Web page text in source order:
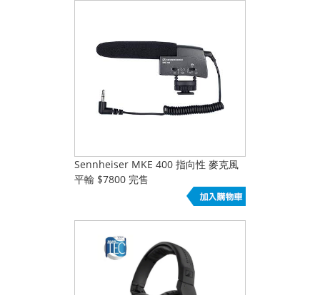
Sennheiser MKE 400 指向性 麥克風
平輸 $7800 完售